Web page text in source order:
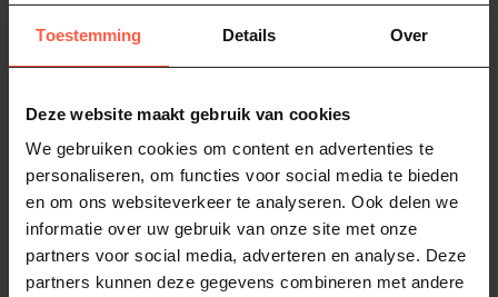
Toestemming Details Over
Deze website maakt gebruik van cookies
We gebruiken cookies om content en advertenties te
personaliseren, om functies voor social media te bieden
en om ons websiteverkeer te analyseren. Ook delen we
informatie over uw gebruik van onze site met onze
partners voor social media, adverteren en analyse. Deze
partners kunnen deze gegevens combineren met andere
SWEET BABY RAY'S
Een roodbruine saus met
honingsmaak met licht
rokerig...
4,95
SWEET BABY RAY'S
Een heerlijke Award winning
Een vleug van zoet op de r...
4,95